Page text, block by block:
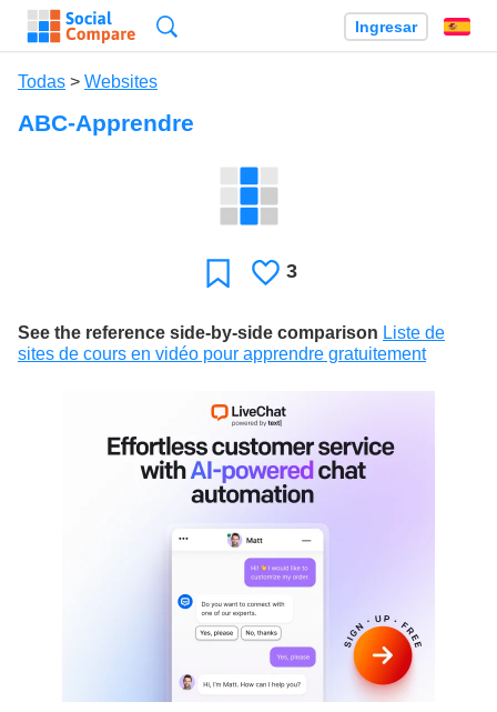
Ingresar
Todas > Websites
ABC-Apprendre
Favoritos
Le
3
See the reference side-by-side comparison Liste de
sites de cours en vidéo pour apprendre gratuitement